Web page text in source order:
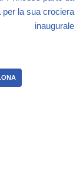
per la sua crociera
inaugurale